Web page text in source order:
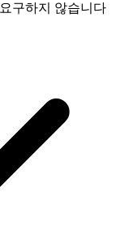
구하지 않습니다